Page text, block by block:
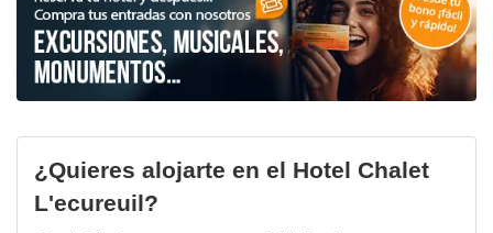
¿Quieres alojarte en el Hotel Chalet
L'ecureuil?